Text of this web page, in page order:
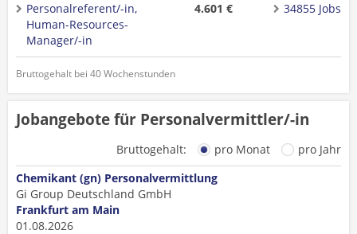
Personalreferent/-in,
Human-Resources-
Manager/-in
4.601 € 34855 Jobs
Bruttogehalt bei 40 Wochenstunden
Jobangebote für Personalvermittler/-in
Bruttogehalt: pro Monat
pro Jahr
Chemikant (gn) Personalvermittlung
Gi Group Deutschland GmbH
Frankfurt am Main
01.08.2026